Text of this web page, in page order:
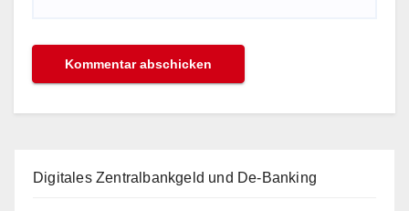
Digitales Zentralbankgeld und De-Banking